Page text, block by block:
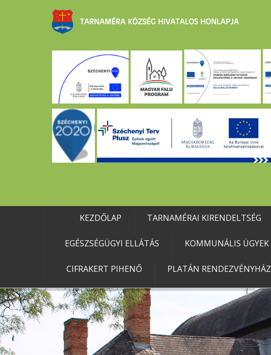
KEZDŐLAP TARNAMÉRAI KIRENDELTSÉG
EGÉSZSÉGÜGYI ELLÁTÁS KOMMUNÁLIS ÜGYEK
CIFRAKERT PIHENŐ PLATÁN RENDEZVÉNYHÁZ